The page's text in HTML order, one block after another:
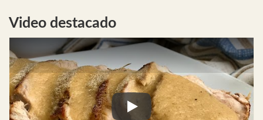
Video destacado
Play